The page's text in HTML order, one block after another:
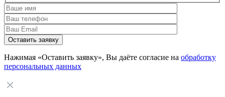
Нажимая «Оставить заявку», Вы даёте согласие на обработку
персональных данных